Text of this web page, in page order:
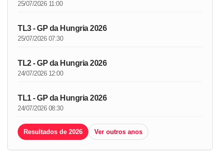
25/07/2026 11:00
TL3 - GP da Hungria 2026
25/07/2026 07:30
TL2 - GP da Hungria 2026
24/07/2026 12:00
TL1 - GP da Hungria 2026
24/07/2026 08:30
Resultados de 2026 Ver outros anos